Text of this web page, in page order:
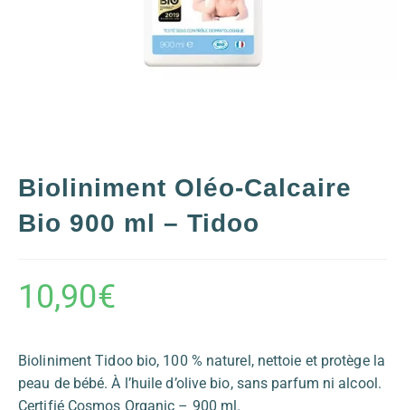
Bioliniment Oléo-Calcaire
Bio 900 ml – Tidoo
10,90€
Bioliniment Tidoo bio, 100 % naturel, nettoie et protège la
peau de bébé. À l’huile d’olive bio, sans parfum ni alcool.
Certifié Cosmos Organic – 900 ml.